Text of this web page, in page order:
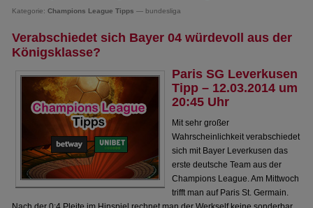
Kategorie:Champions League Tipps — bundesliga
Verabschiedet sich Bayer 04 würdevoll aus der
Königsklasse?
Paris SG Leverkusen
Tipp – 12.03.2014 um
20:45 Uhr
Mit sehr großer
Wahrscheinlichkeit verabschiedet
sich mit Bayer Leverkusen das
erste deutsche Team aus der
Champions League. Am Mittwoch
trifft man auf Paris St. Germain.